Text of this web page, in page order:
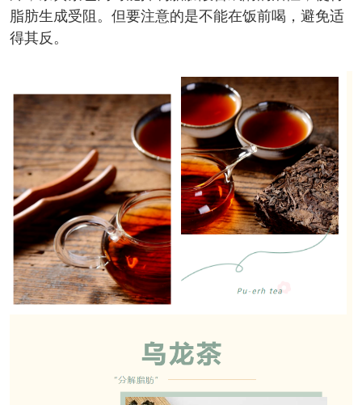
脂肪生成受阻。但要注意的是不能在饭前喝，避免适
得其反。